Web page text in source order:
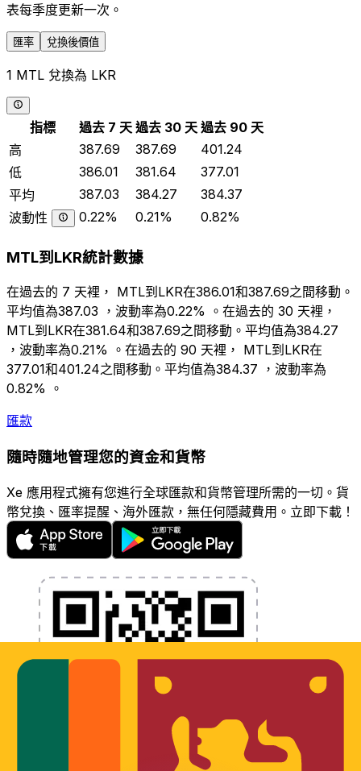
表每季度更新一次。
匯率 兌換後價值
1 MTL 兌換為 LKR
指標 過去 7 天 過去 30 天 過去 90 天
高
387.69 387.69
401.24
低
386.01 381.64
377.01
平均
387.03 384.27
384.37
波動性
0.22% 0.21% 0.82%
MTL到LKR統計數據
在過去的 7 天裡， MTL到LKR在386.01和387.69之間移動。
平均值為387.03 ，波動率為0.22% 。在過去的 30 天裡，
MTL到LKR在381.64和387.69之間移動。平均值為384.27
，波動率為0.21% 。在過去的 90 天裡， MTL到LKR在
377.01和401.24之間移動。平均值為384.37 ，波動率為
0.82% 。
匯款
隨時隨地管理您的資金和貨幣
Xe 應用程式擁有您進行全球匯款和貨幣管理所需的一切。貨
幣兌換、匯率提醒、海外匯款，無任何隱藏費用。立即下載！